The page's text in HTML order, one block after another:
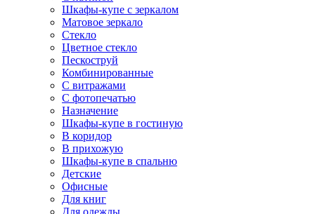
Шкафы-купе с зеркалом
Матовое зеркало
Стекло
Цветное стекло
Пескоструй
Комбинированные
С витражами
С фотопечатью
Назначение
Шкафы-купе в гостиную
В коридор
В прихожую
Шкафы-купе в спальню
Детские
Офисные
Для книг
Для одежды